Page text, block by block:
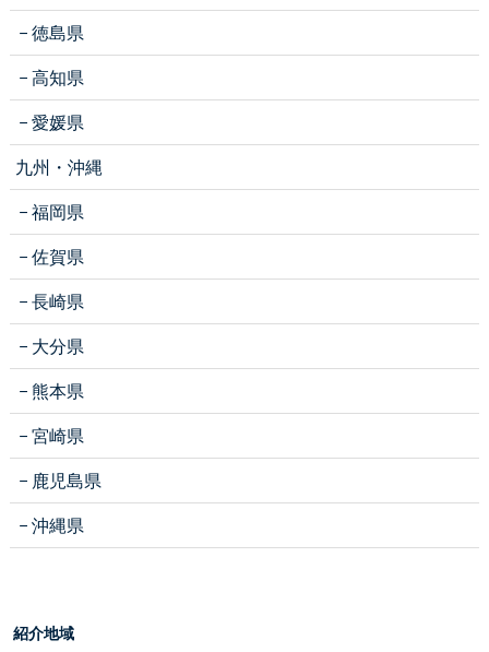
徳島県
高知県
愛媛県
九州・沖縄
福岡県
佐賀県
長崎県
大分県
熊本県
宮崎県
鹿児島県
沖縄県
紹介地域